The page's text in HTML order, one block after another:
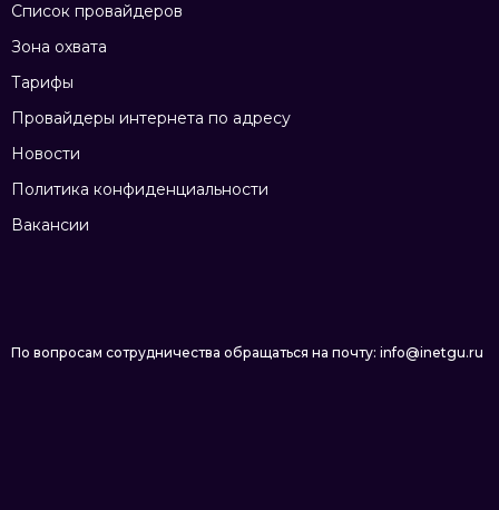
Список провайдеров
Зона охвата
Тарифы
Провайдеры интернета по адресу
Новости
Политика конфиденциальности
Вакансии
По вопросам сотрудничества обращаться на почту: info@inetgu.ru